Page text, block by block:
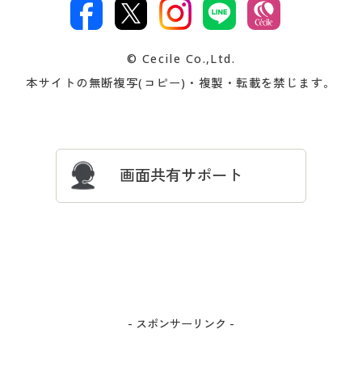
著作権・商標について 会社案内
プレゼント＆キャンペーン サイトマップ
交換・返品は お支払は
ついて
忘れの場合
© Cecile Co.,Ltd.
本サイトの無断複写(コピー)・複製・転載を禁じます。
画面共有サポート
- スポンサーリンク -